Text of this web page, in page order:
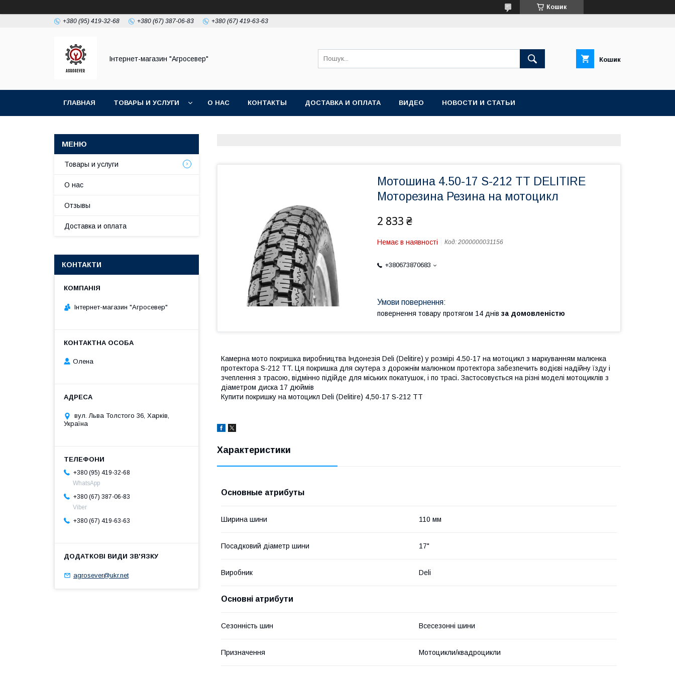
Кошик
+380 (95) 419-32-68 +380 (67) 387-06-83 +380 (67) 419-63-63
Інтернет-магазин "Агросевер" Кошик
ГЛАВНАЯ ТОВАРЫ И УСЛУГИ О НАС КОНТАКТЫ ДОСТАВКА И ОПЛАТА ВИДЕО НОВОСТИ И СТАТЬИ
Мотошина 4.50-17 S-212 TT DELITIRE
Моторезина Резина на мотоцикл
2 833 ₴
Немає в наявності Код: 2000000031156
+380673870683
повернення товару протягом 14 днів за домовленістю
Камерна мото покришка виробництва Індонезія Deli (Delitire) у розмірі 4.50-17 на мотоцикл з маркуванням малюнка
протектора S-212 TT. Ця покришка для скутера з дорожнім малюнком протектора забезпечить водієві надійну їзду і
зчеплення з трасою, відмінно підійде для міських покатушок, і по трасі. Застосовується на різні моделі мотоциклів з
діаметром диска 17 дюймів
Купити покришку на мотоцикл Deli (Delitire) 4,50-17 S-212 TT
Характеристики
Основные атрибуты
Ширина шини 110 мм
Посадковий діаметр шини 17"
Виробник Deli
Основні атрибути
Сезонність шин Всесезонні шини
Призначення Мотоцикли/квадроцикли
Товары и услуги
О нас
Отзывы
Доставка и оплата
КОНТАКТИ
Інтернет-магазин "Агросевер"
Олена
вул. Льва Толстого 36, Харків,
Україна
+380 (95) 419-32-68
WhatsApp
+380 (67) 387-06-83
Viber
+380 (67) 419-63-63
agrosever@ukr.net